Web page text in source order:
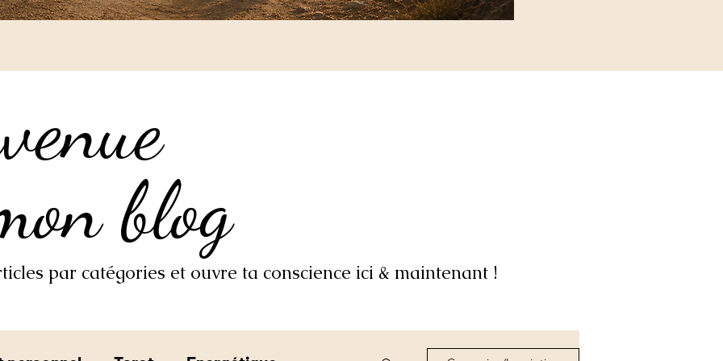
blog
blog
par catégories et ouvre ta conscience ici & maintenant !